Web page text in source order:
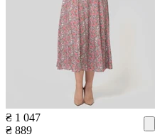
₴ 1 047
₴ 889